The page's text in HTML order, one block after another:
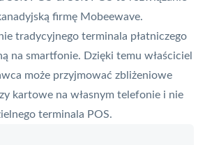
firmę Mobeewave.
tradycyjnego terminala płatniczego
na smartfonie. Dzięki temu właściciel
może przyjmować zbliżeniowe
kartowe na własnym telefonie i nie
terminala POS.